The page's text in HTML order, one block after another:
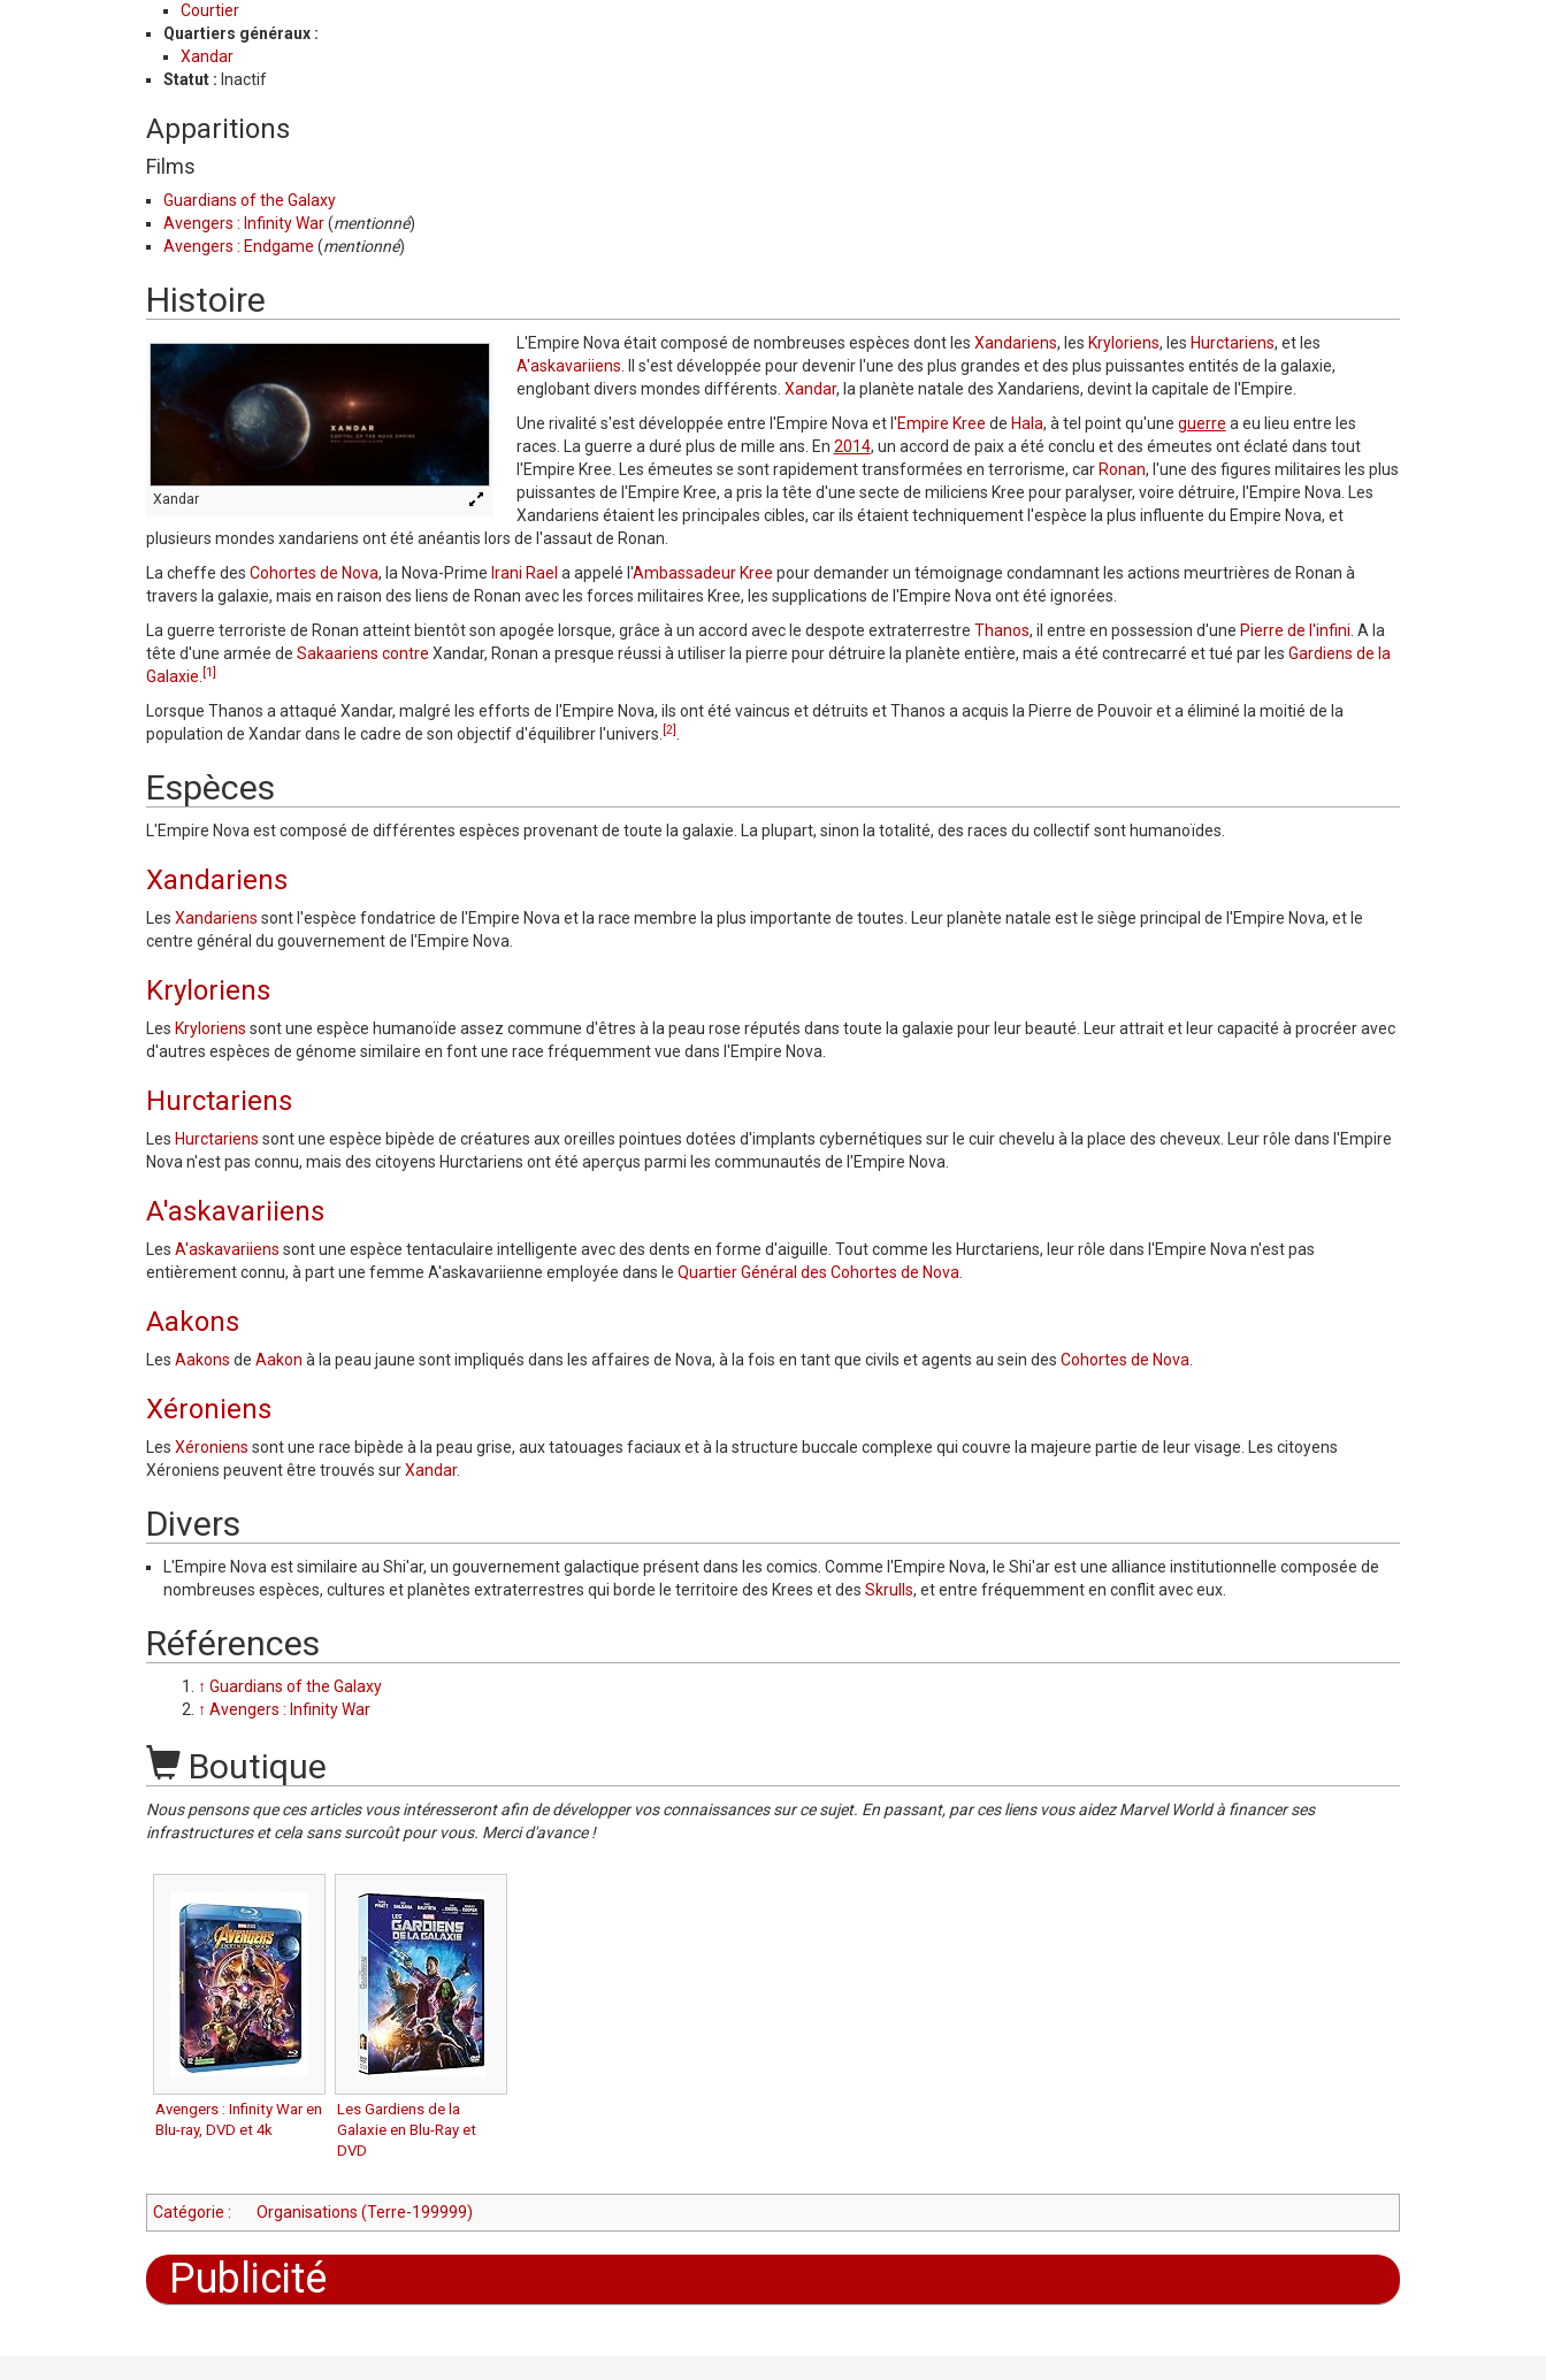
Courtier
Quartiers généraux :
Xandar
Statut : Inactif
Apparitions
Films
Guardians of the Galaxy
Avengers : Infinity War(mentionné)
Avengers : Endgame (mentionné)
Histoire
Xandar
L'Empire Nova était composé de nombreuses espèces dont les Xandariens, les Kryloriens, les Hurctariens, et les
A'askavariiens. Il s'est développée pour devenir l'une des plus grandes et des plus puissantes entités de la galaxie,
englobant divers mondes différents. Xandar, la planète natale des Xandariens, devint la capitale de l'Empire.
Une rivalité s'est développée entre l'Empire Nova et l'Empire Kree de Hala, à tel point qu'une guerre a eu lieu entre les
races. La guerre a duré plus de mille ans. En 2014, un accord de paix a été conclu et des émeutes ont éclaté dans tout
l'Empire Kree. Les émeutes se sont rapidement transformées en terrorisme, car Ronan, l'une des figures militaires les plus
puissantes de l'Empire Kree, a pris la tête d'une secte de miliciens Kree pour paralyser, voire détruire, l'Empire Nova. Les
Xandariens étaient les principales cibles, car ils étaient techniquement l'espèce la plus influente du Empire Nova, et
plusieurs mondes xandariens ont été anéantis lors de l'assaut de Ronan.
La cheffe des Cohortes de Nova, la Nova-Prime Irani Rael a appelé l'Ambassadeur Kree pour demander un témoignage condamnant les actions meurtrières de Ronan à
travers la galaxie, mais en raison des liens de Ronan avec les forces militaires Kree, les supplications de l'Empire Nova ont été ignorées.
La guerre terroriste de Ronan atteint bientôt son apogée lorsque, grâce à un accord avec le despote extraterrestre Thanos, il entre en possession d'une Pierre de l'infini. A la
tête d'une armée de Sakaariens contre Xandar, Ronan a presque réussi à utiliser la pierre pour détruire la planète entière, mais a été contrecarré et tué par les Gardiens de la
Galaxie. [1]
Lorsque Thanos a attaqué Xandar, malgré les efforts de l'Empire Nova, ils ont été vaincus et détruits et Thanos a acquis la Pierre de Pouvoir et a éliminé la moitié de la
population de Xandar dans le cadre de son objectif d'équilibrer l'univers. [2] .
Espèces
L'Empire Nova est composé de différentes espèces provenant de toute la galaxie. La plupart, sinon la totalité, des races du collectif sont humanoïdes.
Xandariens
Les Xandariens sont l'espèce fondatrice de l'Empire Nova et la race membre la plus importante de toutes. Leur planète natale est le siège principal de l'Empire Nova, et le
centre général du gouvernement de l'Empire Nova.
Kryloriens
Les Kryloriens sont une espèce humanoïde assez commune d'êtres à la peau rose réputés dans toute la galaxie pour leur beauté. Leur attrait et leur capacité à procréer avec
d'autres espèces de génome similaire en font une race fréquemment vue dans l'Empire Nova.
Hurctariens
Les Hurctariens sont une espèce bipède de créatures aux oreilles pointues dotées d'implants cybernétiques sur le cuir chevelu à la place des cheveux. Leur rôle dans l'Empire
Nova n'est pas connu, mais des citoyens Hurctariens ont été aperçus parmi les communautés de l'Empire Nova.
A'askavariiens
Les A'askavariiens sont une espèce tentaculaire intelligente avec des dents en forme d'aiguille. Tout comme les Hurctariens, leur rôle dans l'Empire Nova n'est pas
entièrement connu, à part une femme A'askavariienne employée dans le Quartier Général des Cohortes de Nova.
Aakons
Les Aakons de Aakon à la peau jaune sont impliqués dans les affaires de Nova, à la fois en tant que civils et agents au sein des Cohortes de Nova.
Xéroniens
Les Xéroniens sont une race bipède à la peau grise, aux tatouages faciaux et à la structure buccale complexe qui couvre la majeure partie de leur visage. Les citoyens
Xéroniens peuvent être trouvés surXandar.
Divers
L'Empire Nova est similaire au Shi'ar, un gouvernement galactique présent dans les comics. Comme l'Empire Nova, le Shi'ar est une alliance institutionnelle composée de
nombreuses espèces, cultures et planètes extraterrestres qui borde le territoire des Krees et des Skrulls, et entre fréquemment en conflit avec eux.
Références
↑ Guardians of the Galaxy
↑ Avengers : Infinity War
Boutique
Nous pensons que ces articles vous intéresseront afin de développer vos connaissances sur ce sujet. En passant, par ces liens vous aidez Marvel World à financer ses
infrastructures et cela sans surcoût pour vous. Merci d'avance !
Avengers : Infinity War en
Blu-ray, DVD et 4k
Les Gardiens de la
Galaxie en Blu-Ray et
DVD
Catégorie : Organisations (Terre-199999)
Publicité